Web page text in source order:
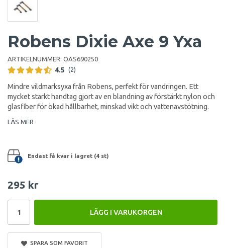
Robens Dixie Axe 9 Yxa
ARTIKELNUMMER: OAS690250
4.5 (2)
Mindre vildmarksyxa från Robens, perfekt för vandringen. Ett
mycket starkt handtag gjort av en blandning av förstärkt nylon och
glasfiber för ökad hållbarhet, minskad vikt och vattenavstötning.
LÄS MER
Endast få kvar i lagret (4 st)
295 kr
LÄGG I VARUKORGEN
SPARA SOM FAVORIT